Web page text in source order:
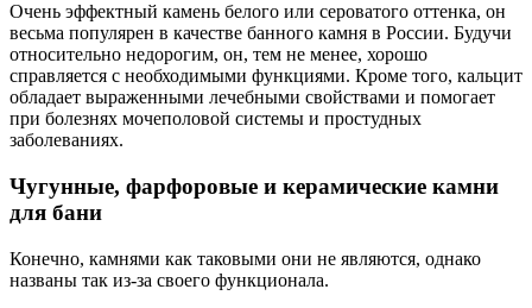
Очень эффектный камень белого или сероватого оттенка, он
весьма популярен в качестве банного камня в России. Будучи
относительно недорогим, он, тем не менее, хорошо
справляется с необходимыми функциями. Кроме того, кальцит
обладает выраженными лечебными свойствами и помогает
при болезнях мочеполовой системы и простудных
заболеваниях.
Чугунные, фарфоровые и керамические камни
для бани
Конечно, камнями как таковыми они не являются, однако
названы так из-за своего функционала.